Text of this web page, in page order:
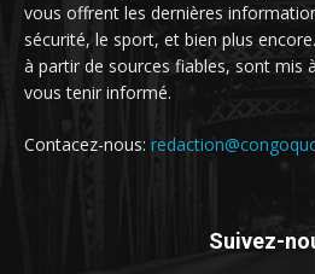
vous offrent les dernières
sécurité, le sport, et bien plus
à partir de sources fiables, sont mis
vous tenir informé.
Contacez-nous:
Suivez-